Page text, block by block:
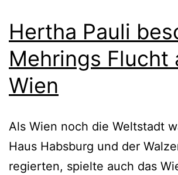
Hertha Pauli
Mehrings Flucht
Wien
Als Wien noch die Weltstadt
Haus Habsburg und der
regierten, spielte auch das